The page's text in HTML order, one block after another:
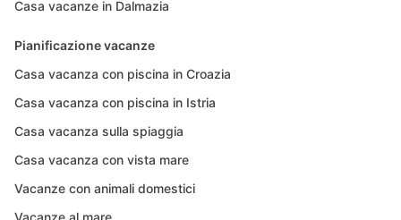
Casa vacanze in Dalmazia
Pianificazione vacanze
Casa vacanza con piscina in Croazia
Casa vacanza con piscina in Istria
Casa vacanza sulla spiaggia
Casa vacanza con vista mare
Vacanze con animali domestici
Vacanze al mare